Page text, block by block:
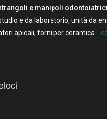
e manipoli odontoiatrici
e da laboratorio, unità da
apicali, forni per ceramica